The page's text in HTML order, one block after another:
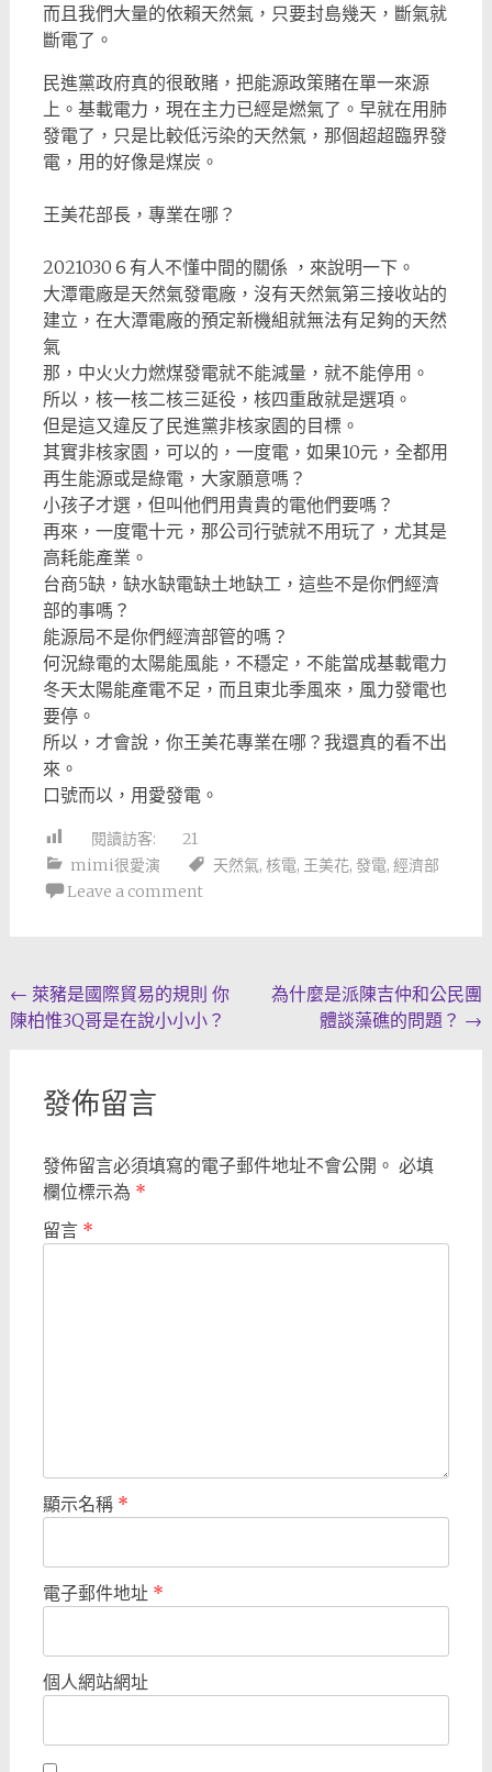
而且我們大量的依賴天然氣，只要封島幾天，斷氣就
斷電了。
民進黨政府真的很敢賭，把能源政策賭在單一來源
上。基載電力，現在主力已經是燃氣了。早就在用肺
發電了，只是比較低污染的天然氣，那個超超臨界發
電，用的好像是煤炭。
王美花部長，專業在哪？
2021030６有人不懂中間的關係 ，來說明一下。
大潭電廠是天然氣發電廠，沒有天然氣第三接收站的
建立，在大潭電廠的預定新機組就無法有足夠的天然
氣
那，中火火力燃煤發電就不能減量，就不能停用。
所以，核一核二核三延役，核四重啟就是選項。
但是這又違反了民進黨非核家園的目標。
其實非核家園，可以的，一度電，如果10元，全都用
再生能源或是綠電，大家願意嗎？
小孩子才選，但叫他們用貴貴的電他們要嗎？
再來，一度電十元，那公司行號就不用玩了，尤其是
高耗能產業。
台商5缺，缺水缺電缺土地缺工，這些不是你們經濟
部的事嗎？
能源局不是你們經濟部管的嗎？
何況綠電的太陽能風能，不穩定，不能當成基載電力
冬天太陽能產電不足，而且東北季風來，風力發電也
要停。
所以，才會說，你王美花專業在哪？我還真的看不出
來。
口號而以，用愛發電。
閱讀訪客:
21
mimi很愛演
天然氣, 核電, 王美花, 發電, 經濟部
Leave a comment
Post
navigation
← 萊豬是國際貿易的規則 你
陳柏惟3Q哥是在說小小小？
為什麼是派陳吉仲和公民團
體談藻礁的問題？ →
發佈留言
發佈留言必須填寫的電子郵件地址不會公開。 必填
欄位標示為 *
留言 *
顯示名稱 *
電子郵件地址 *
個人網站網址